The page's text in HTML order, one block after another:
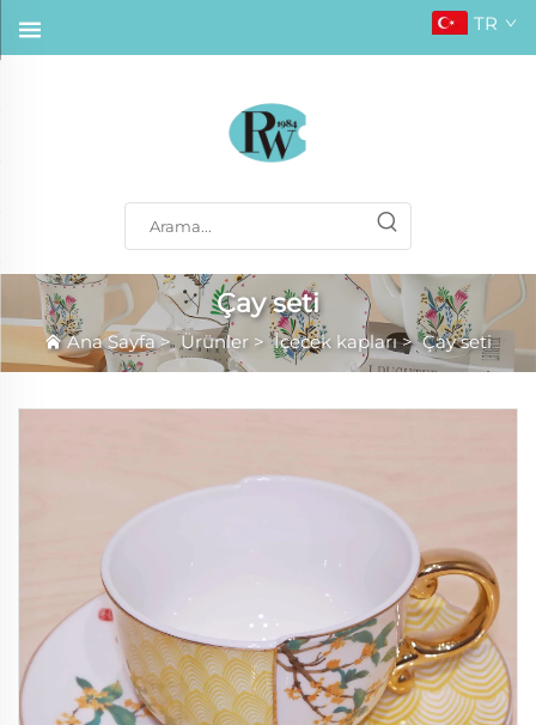
TR
Çay seti
Ana Sayfa>Ürünler >İçecek kapları>Çay seti